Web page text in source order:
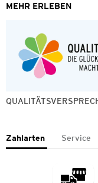
MEHR ERLEBEN
Zahlarten Service